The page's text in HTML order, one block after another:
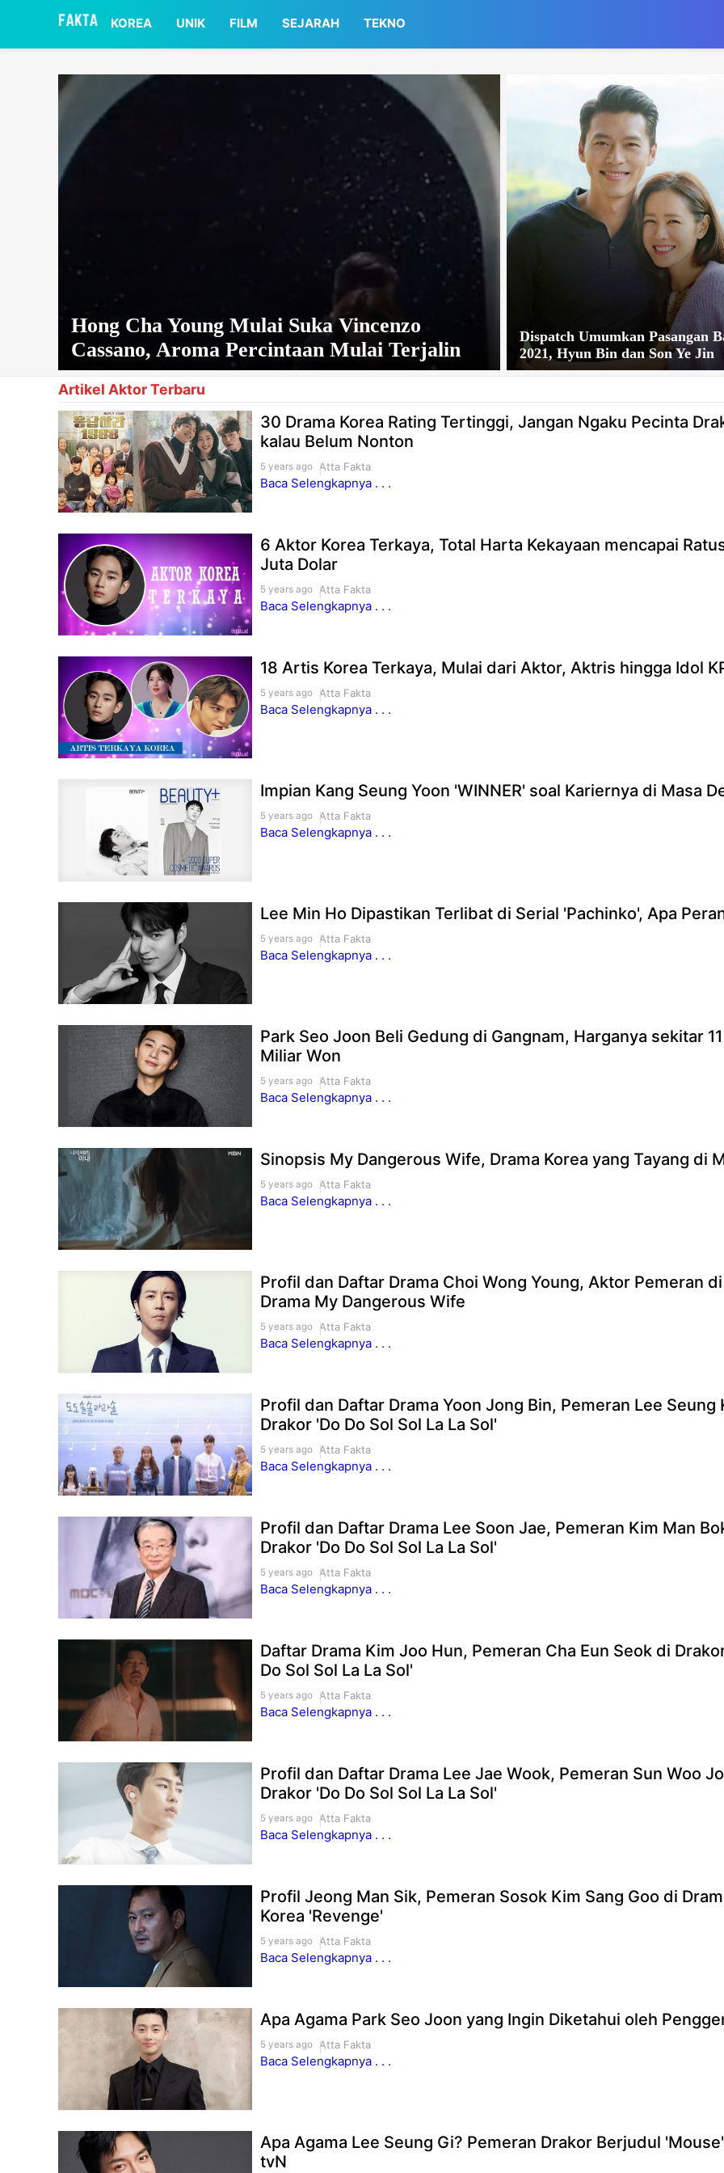
KOREA UNIK FILM SEJARAH TEKNO
Hong Cha Young Mulai Suka Vincenzo
Cassano, Aroma Percintaan Mulai Terjalin
Dispatch Umumkan Pasangan
2021, Hyun Bin dan Son Ye Jin
Artikel Aktor Terbaru
30 Drama Korea Rating Tertinggi, Jangan Ngaku Pecinta
kalau Belum Nonton
5 years ago Atta Fakta
Baca Selengkapnya . . .
6 Aktor Korea Terkaya, Total Harta Kekayaan mencapai
Juta Dolar
5 years ago Atta Fakta
Baca Selengkapnya . . .
18 Artis Korea Terkaya, Mulai dari Aktor, Aktris hingga Idol
5 years ago Atta Fakta
Baca Selengkapnya . . .
Impian Kang Seung Yoon 'WINNER' soal Kariernya di Masa
5 years ago Atta Fakta
Baca Selengkapnya . . .
Lee Min Ho Dipastikan Terlibat di Serial 'Pachinko', Apa
5 years ago Atta Fakta
Baca Selengkapnya . . .
Park Seo Joon Beli Gedung di Gangnam, Harganya sekitar 11
Miliar Won
5 years ago Atta Fakta
Baca Selengkapnya . . .
Sinopsis My Dangerous Wife, Drama Korea yang Tayang di
5 years ago Atta Fakta
Baca Selengkapnya . . .
Profil dan Daftar Drama Choi Wong Young, Aktor Pemeran di
Drama My Dangerous Wife
5 years ago Atta Fakta
Baca Selengkapnya . . .
Profil dan Daftar Drama Yoon Jong Bin, Pemeran Lee Seung
Drakor 'Do Do Sol Sol La La Sol'
5 years ago Atta Fakta
Baca Selengkapnya . . .
Profil dan Daftar Drama Lee Soon Jae, Pemeran Kim Man
Drakor 'Do Do Sol Sol La La Sol'
5 years ago Atta Fakta
Baca Selengkapnya . . .
Daftar Drama Kim Joo Hun, Pemeran Cha Eun Seok di
Do Sol Sol La La Sol'
5 years ago Atta Fakta
Baca Selengkapnya . . .
Profil dan Daftar Drama Lee Jae Wook, Pemeran Sun Woo
Drakor 'Do Do Sol Sol La La Sol'
5 years ago Atta Fakta
Baca Selengkapnya . . .
Profil Jeong Man Sik, Pemeran Sosok Kim Sang Goo di
Korea 'Revenge'
5 years ago Atta Fakta
Baca Selengkapnya . . .
Apa Agama Park Seo Joon yang Ingin Diketahui oleh
5 years ago Atta Fakta
Baca Selengkapnya . . .
Apa Agama Lee Seung Gi? Pemeran Drakor Berjudul
tvN